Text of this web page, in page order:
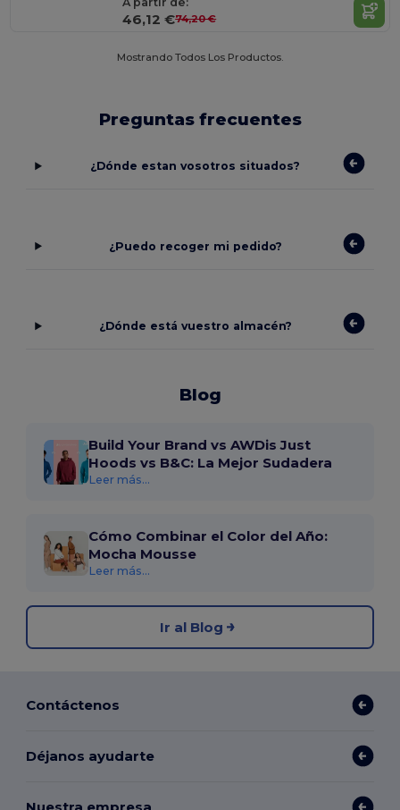
46,12 €74,20 €
Mostrando Todos Los Productos.
Preguntas frecuentes
¿Dónde estan vosotros situados?
¿Puedo recoger mi pedido?
¿Dónde está vuestro almacén?
Blog
Build Your Brand vs AWDis Just
Hoods vs B&C: La Mejor Sudadera
Leer más...
Cómo Combinar el Color del Año:
Mocha Mousse
Leer más...
Ir al Blog
Contáctenos
Déjanos ayudarte